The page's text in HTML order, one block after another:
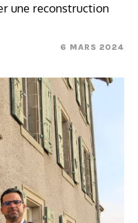
une reconstruction
6 MARS 2024